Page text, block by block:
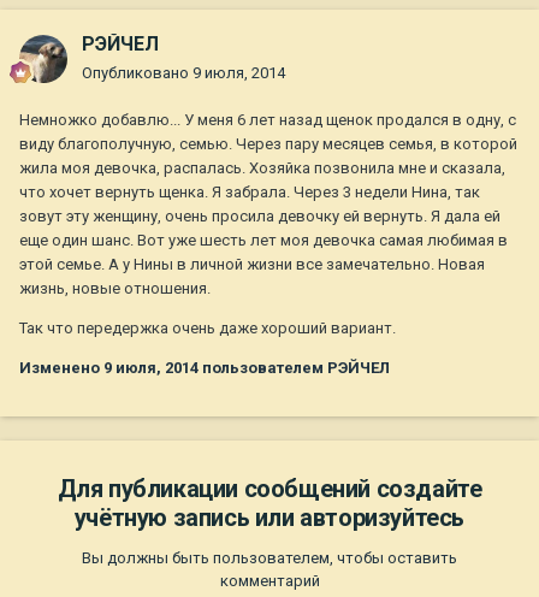
РЭЙЧЕЛ
Опубликовано 9 июля, 2014
Немножко добавлю... У меня 6 лет назад щенок продался в одну, с
виду благополучную, семью. Через пару месяцев семья, в которой
жила моя девочка, распалась. Хозяйка позвонила мне и сказала,
что хочет вернуть щенка. Я забрала. Через 3 недели Нина, так
зовут эту женщину, очень просила девочку ей вернуть. Я дала ей
еще один шанс. Вот уже шесть лет моя девочка самая любимая в
этой семье. А у Нины в личной жизни все замечательно. Новая
жизнь, новые отношения.
Так что передержка очень даже хороший вариант.
Изменено 9 июля, 2014 пользователем РЭЙЧЕЛ
Для публикации сообщений создайте
учётную запись или авторизуйтесь
Вы должны быть пользователем, чтобы оставить
комментарий